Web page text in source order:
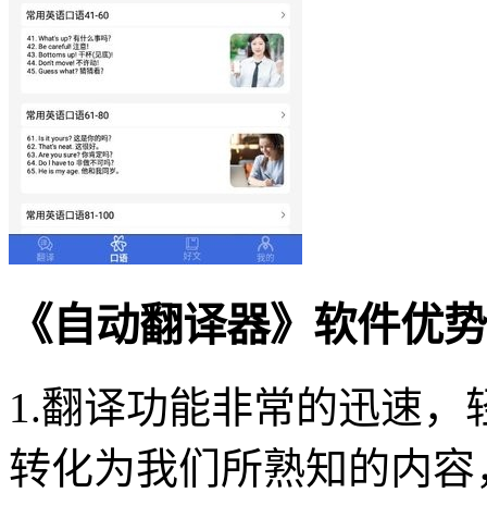
《自动翻译器》软件优
1.翻译功能非常的迅速
转化为我们所熟知的内